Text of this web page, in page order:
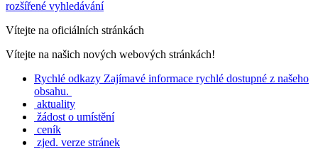
rozšířené vyhledávání
Vítejte na oficiálních stránkách
Vítejte na našich nových webových stránkách!
Rychlé odkazy Zajímavé informace rychlé dostupné z našeho
obsahu.
aktuality
žádost o umístění
ceník
zjed. verze stránek